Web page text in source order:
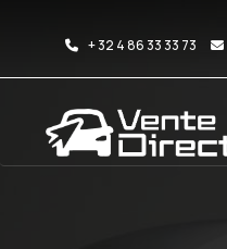
+ 32 4 86 33 33 73